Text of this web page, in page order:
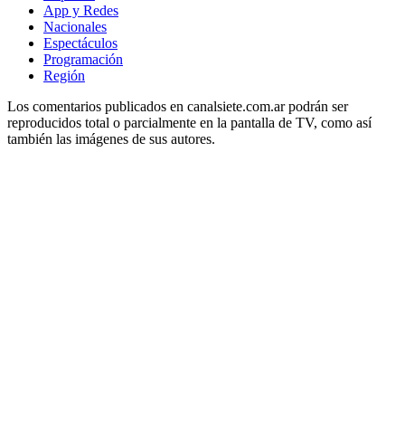
App y Redes
Nacionales
Espectáculos
Programación
Región
Los comentarios publicados en canalsiete.com.ar podrán ser
reproducidos total o parcialmente en la pantalla de TV, como así
también las imágenes de sus autores.